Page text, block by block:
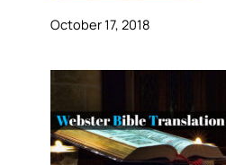
October 17, 2018